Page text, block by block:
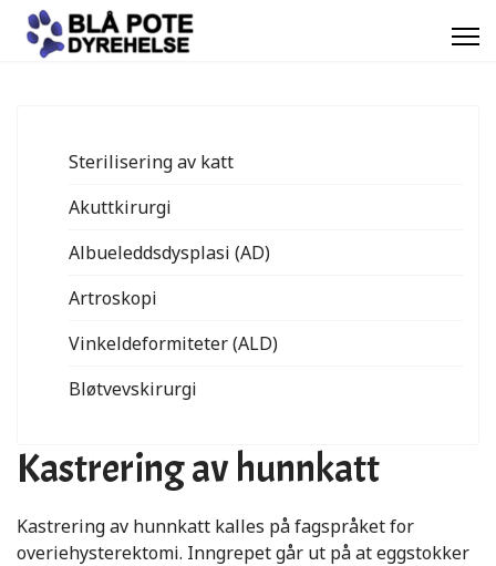
Sterilisering av katt
Akuttkirurgi
Albueleddsdysplasi (AD)
Artroskopi
Vinkeldeformiteter (ALD)
Bløtvevskirurgi
Kastrering av hunnkatt
Kastrering av hunnkatt kalles på fagspråket for
overiehysterektomi. Inngrepet går ut på at eggstokker